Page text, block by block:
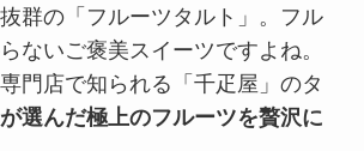
群の「フルーツタルト」。フル
ないご褒美スイーツですよね。
門店で知られる「千疋屋」のタ
選んだ極上のフルーツを贅沢に